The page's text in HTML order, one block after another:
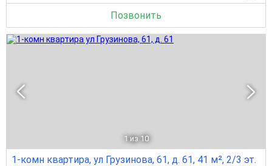
Позвонить
1 из 10
1-комн квартира, ул Грузинова, 61, д. 61, 41 м², 2/3 эт.